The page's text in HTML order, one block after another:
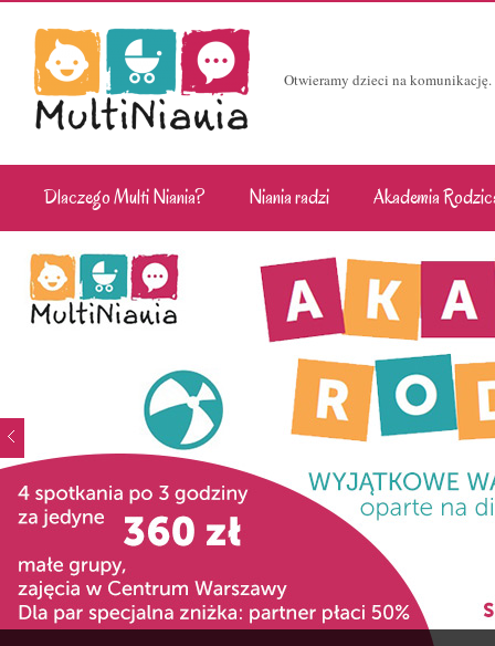
Otwieramy dzieci na
Dlaczego Multi Niania? Niania radzi Akademia